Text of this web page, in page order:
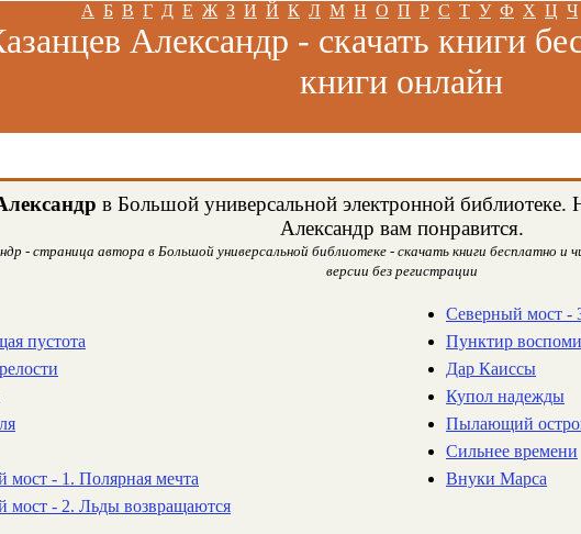
А Б В Г Д Е Ж З И Й К Л М Н О П Р С Т У Ф Х Ц Ч
Александр - скачать книги
книги онлайн
в Большой универсальной электронной библиотеке.
Александр вам понравится.
- страница автора в Большой универсальной библиотеке - скачать книги бесплатно и
версии без регистрации
пустота
мост - 1. Полярная мечта
мост - 2. Льды возвращаются
Северный мост -
Пунктир
Дар Каиссы
Купол надежды
Пылающий
Сильнее времени
Внуки Марса